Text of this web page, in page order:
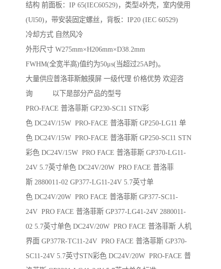
结构 前面板：IP 65(IEC60529)，类型4外壳，室内使用
(Ul50)，带安装固定螺丝，背板：IP20 (IEC 60529)
冷却方式 自然风冷
外形尺寸 W275mm×H206mm×D38.2mm
FWHM(全宽半高)值约为50μs(当超过25A时)。
大量供应普洛菲斯触摸屏 一级代理 价格优势 欢迎咨
询 以下是部分产品的型号
PRO-FACE 普洛菲斯 GP230-SC11 STN彩
色 DC24V/15W PRO-FACE 普洛菲斯 GP250-LG11 单
色 DC24V/15W PRO-FACE 普洛菲斯 GP250-SC11 STN
彩色 DC24V/15W PRO FACE 普洛菲斯 GP370-LG11-
24V 5.7英寸单色 DC24V/20W PRO FACE 普洛菲
斯 2880011-02 GP377-LG11-24V 5.7英寸单
色 DC24V/20W PRO FACE 普洛菲斯 GP377-SC11-
24V PRO FACE 普洛菲斯 GP377-LG41-24V 2880011-
02 5.7英寸单色 DC24V/20W PRO FACE 普洛菲斯 人机
界面 GP377R-TC11-24V PRO FACE 普洛菲斯 GP370-
SC11-24V 5.7英寸STN彩色 DC24V/20W PRO-FACE 普